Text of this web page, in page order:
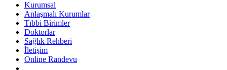
Kurumsal
Anlaşmalı Kurumlar
Tıbbi Birimler
Doktorlar
Sağlık Rehberi
İletişim
Online Randevu